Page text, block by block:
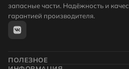
запасные части. Надёжность и
гарантией производителя.
ПОЛЕЗНОЕ